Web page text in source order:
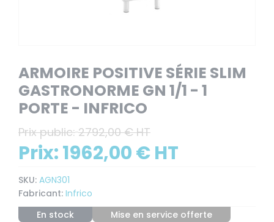
ARMOIRE POSITIVE SÉRIE SLIM
GASTRONORME GN 1/1 - 1
PORTE - INFRICO
Prix public: 2792,00 € HT
Prix:1962,00 € HT
SKU: AGN301
Fabricant: Infrico
En stock
Mise en service offerte